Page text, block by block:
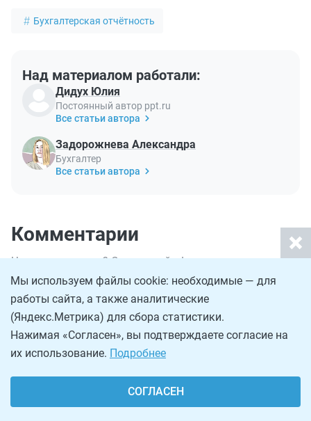
Бухгалтерская отчётность
Над материалом работали:
Дидух Юлия
Постоянный автор ppt.ru
Все статьи автора
Задорожнева Александра
Бухгалтер
Все статьи автора
Комментарии
Что-то непонятно? Спрашивайте!
Вам может быть интересно:
Мы используем файлы cookie: необходимые — для
работы сайта, а также аналитические
(Яндекс.Метрика) для сбора статистики.
Нажимая «Согласен», вы подтверждаете согласие на
их использование. Подробнее
СОГЛАСЕН